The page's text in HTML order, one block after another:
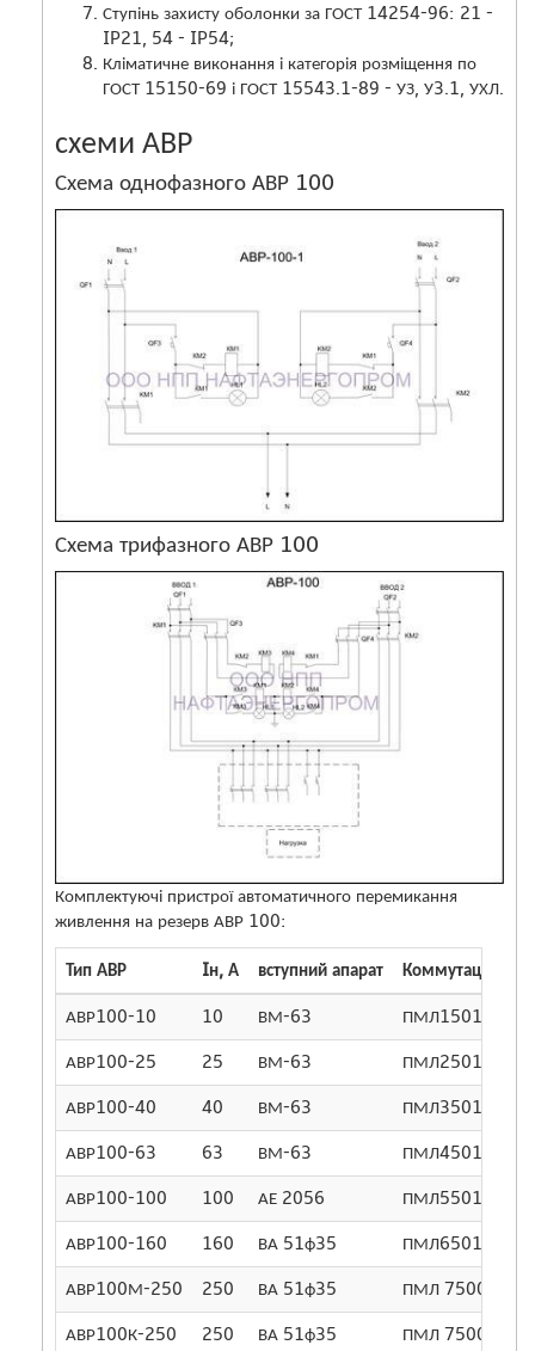
Ступінь захисту оболонки за ГОСТ 14254-96: 21 -
IP21, 54 - IP54;
Кліматичне виконання і категорія розміщення по
ГОСТ 15150-69 і ГОСТ 15543.1-89 - УЗ, У3.1, УХЛ.
схеми АВР
Схема однофазного АВР 100
Схема трифазного АВР 100
Комплектуючі пристрої автоматичного перемикання
живлення на резерв АВР 100:
Тип АВР Iн, А вступний апарат Коммутаційне
АВР100-10 10 ВМ-63 ПМЛ1501
АВР100-25 25 ВМ-63 ПМЛ2501
АВР100-40 40 ВМ-63 ПМЛ3501
АВР100-63 63 ВМ-63 ПМЛ4501
АВР100-100 100 АЕ 2056 ПМЛ5501 *
АВР100-160 160 ВА 51ф35 ПМЛ6501 *
АВР100М-250 250 ВА 51ф35 ПМЛ 7500 *
АВР100К-250 250 ВА 51ф35
ПМЛ 7500 *